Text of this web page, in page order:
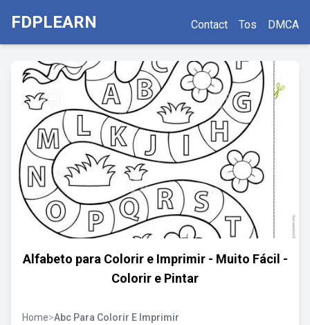
FDPLEARN Contact Tos DMCA
Alfabeto para Colorir e Imprimir - Muito Fácil -
Colorir e Pintar
Home>Abc Para Colorir E Imprimir